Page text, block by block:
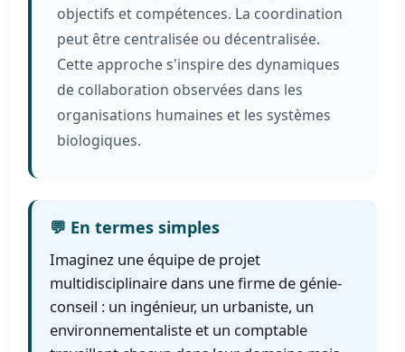
objectifs et compétences. La coordination
peut être centralisée ou décentralisée.
Cette approche s'inspire des dynamiques
de collaboration observées dans les
organisations humaines et les systèmes
biologiques.
💬 En termes simples
Imaginez une équipe de projet
multidisciplinaire dans une firme de génie-
conseil : un ingénieur, un urbaniste, un
environnementaliste et un comptable